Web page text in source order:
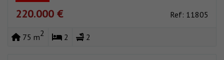
220.000 € Ref: 11805
75 m2 2 2